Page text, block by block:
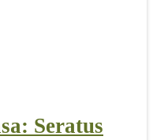
Seratus